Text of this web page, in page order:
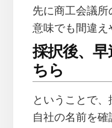
先に商工会議
意味でも間違え
採択後、
ちら
ということで、
自社の名前を